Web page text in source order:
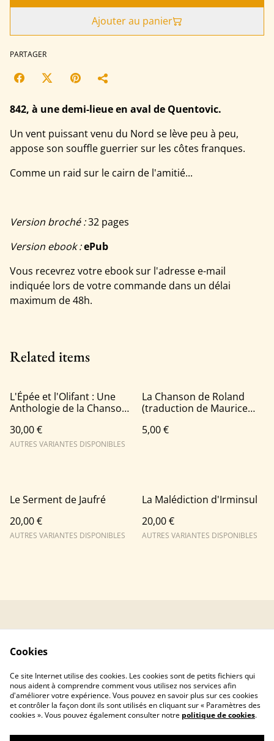
Ajouter au panier
PARTAGER
842, à une demi-lieue en aval de Quentovic.
Un vent puissant venu du Nord se lève peu à peu,
appose son souffle guerrier sur les côtes franques.
Comme un raid sur le cairn de l'amitié...
Version broché :32 pages
Version ebook :ePub
Vous recevrez votre ebook sur l'adresse e-mail
indiquée lors de votre commande dans un délai
maximum de 48h.
Related items
L'Épée et l'Olifant : Une
Anthologie de la Chanson
30,00 €
AUTRES VARIANTES DISPONIBLES
La Chanson de Roland
(traduction de Maurice
5,00 €
Le Serment de Jaufré
20,00 €
AUTRES VARIANTES DISPONIBLES
La Malédiction d'Irminsul
20,00 €
AUTRES VARIANTES DISPONIBLES
Livraison &
expédition
Cookies
Ce site Internet utilise des cookies. Les cookies sont de petits fichiers qui
nous aident à comprendre comment vous utilisez nos services afin
d'améliorer votre expérience. Vous pouvez en savoir plus sur ces cookies
et contrôler la façon dont ils sont utilisés en cliquant sur « Paramètres des
cookies ». Vous pouvez également consulter notre politique de cookies.